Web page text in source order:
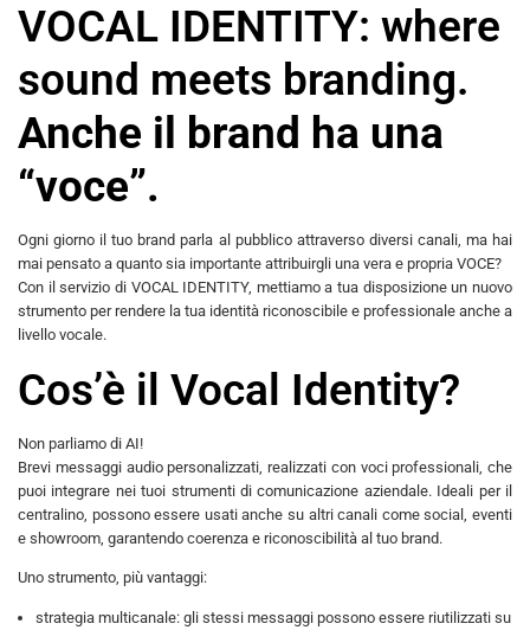
VOCAL IDENTITY: where
sound meets branding.
Anche il brand ha una
“voce”.
Ogni giorno il tuo brand parla al pubblico attraverso diversi canali, ma hai
mai pensato a quanto sia importante attribuirgli una vera e propria VOCE?
Con il servizio di VOCAL IDENTITY, mettiamo a tua disposizione un nuovo
strumento per rendere la tua identità riconoscibile e professionale anche a
livello vocale.
Cos’è il Vocal Identity?
Non parliamo di AI!
Brevi messaggi audio personalizzati, realizzati con voci professionali, che
puoi integrare nei tuoi strumenti di comunicazione aziendale. Ideali per il
centralino, possono essere usati anche su altri canali come social, eventi
e showroom, garantendo coerenza e riconoscibilità al tuo brand.
Uno strumento, più vantaggi:
strategia multicanale: gli stessi messaggi possono essere riutilizzati su